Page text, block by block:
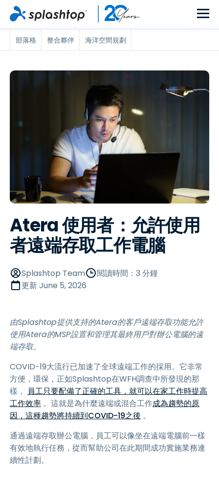
部落格 整合夥伴 海洋空間規劃
Atera 使用者：允許使用
者遠端存取工作電腦
Splashtop Team
閱讀時間：3 分鐘
更新June 5, 2026
由Splashtop提供支持的Atera的客戶遠端存取功能允許
使用Atera的MSP設置和管理其最終用戶對辦公電腦的遠
端存取。
COVID-19大流行已加速了全球遠端工作的採用。它非常
方便，環保，正如Splashtop在WFH調查中所發現的那
樣，
員工只要配備了正確的工具，就可以在家工作時提高
工作效率 。這就是為什麼遠端或混合工作成為趨勢的原
因，這種趨勢將持續到COVID-19之後 。
通過遠端存取辦公電腦，員工可以像坐在遠端電腦前一樣
有效地執行任務，從而幫助公司在此期間成功實施業務連
續性計劃。